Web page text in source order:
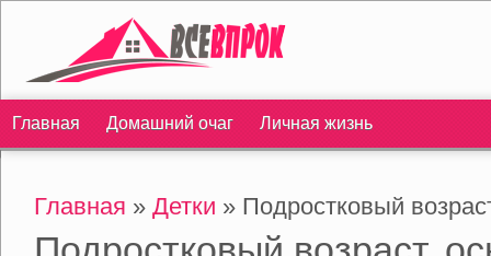
Главная Домашний очаг Личная жизнь
Главная » Детки » Подростковый